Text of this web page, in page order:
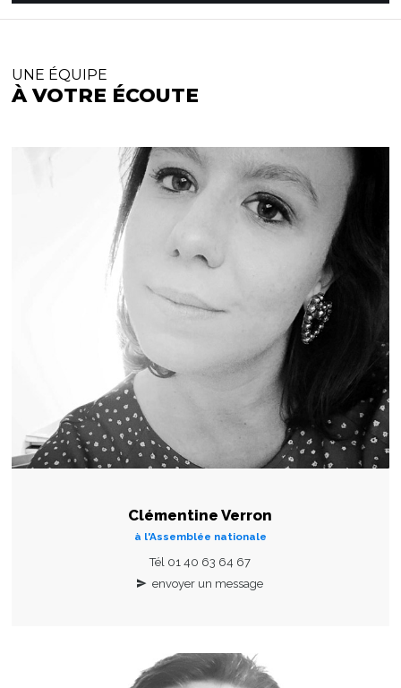
UNE ÉQUIPE
À VOTRE ÉCOUTE
Clémentine Verron
à l'Assemblée nationale
Tél 01 40 63 64 67
envoyer un message